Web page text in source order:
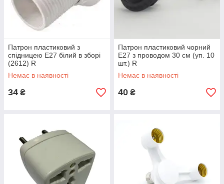
Патрон пластиковий з
спідницею Е27 білий в зборі
(2612) R
Немає в наявності
34 ₴
Патрон пластиковий чорний
Е27 з проводом 30 см (уп. 10
шт.) R
Немає в наявності
40 ₴